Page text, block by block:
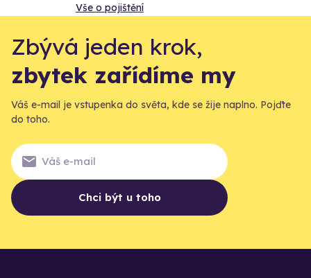
Vše o pojištění
Zbývá jeden krok,
zbytek zařídíme my
Váš e-mail je vstupenka do světa, kde se žije naplno. Pojďte
do toho.
Chci být u toho